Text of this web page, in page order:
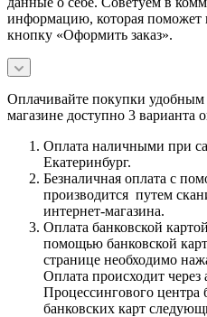
информацию, которая поможет
кнопку «Оформить заказ».
Оплачивайте покупки
магазине доступно 3 варианта
Оплата наличными при
Екатеринбург.
Безналичная оплата с
производится путем
интернет-магазина.
Оплата банковской
помощью банковской
странице необходимо
Оплата происходит
Процессингового центра
банковских карт